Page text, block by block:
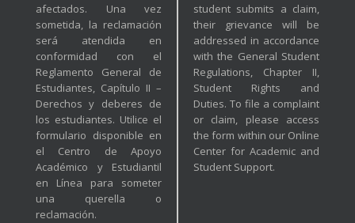
afectados. Una vez
sometida, la reclamación
será atendida en
conformidad con el
Reglamento General de
Estudiantes, Capítulo II –
Derechos y deberes de
los estudiantes. Utilice el
formulario disponible en
el Centro de Apoyo
Académico y Estudiantil
en Línea para someter
una querella o
reclamación.
student submits a claim,
their grievance will be
addressed in accordance
with the General Student
Regulations, Chapter II,
Student Rights and
Duties. To file a complaint
or claim, please access
the form within our Online
Center for Academic and
Student Support.